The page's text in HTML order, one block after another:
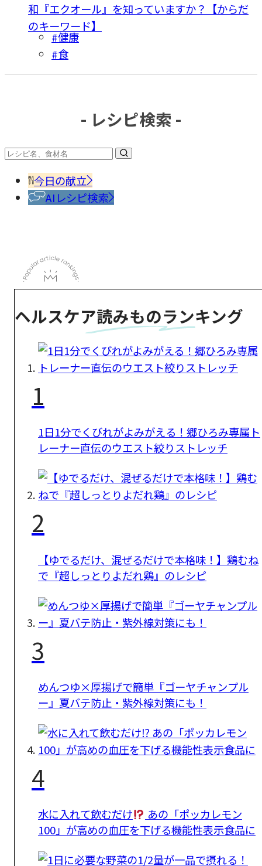
和『エクオール』を知っていますか？【からだ
のキーワード】
#健康
#食
- レシピ検索 -
今日の献立
AIレシピ検索
ヘルスケア読みものランキング
1
1日1分でくびれがよみがえる！郷ひろみ専属ト
レーナー直伝のウエスト絞りストレッチ
2
【ゆでるだけ、混ぜるだけで本格味！】鶏むね
で『超しっとりよだれ鶏』のレシピ
3
めんつゆ×厚揚げで簡単『ゴーヤチャンプル
ー』夏バテ防止・紫外線対策にも！
4
水に入れて飲むだけ
あの「ポッカレモン
100」が高めの血圧を下げる機能性表示食品に